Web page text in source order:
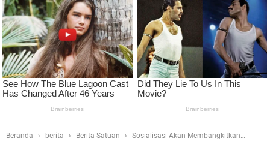
Beranda berita Berita Satuan
Sosialisasi Akan Membangkitkan